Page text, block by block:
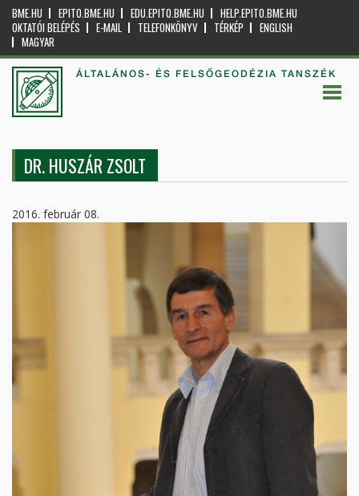
BME.HU EPITO.BME.HU EDU.EPITO.BME.HU
HELP.EPITO.BME.HU
OKTATÓI BELÉPÉS
E-MAIL TELEFONKÖNYV TÉRKÉP
ENGLISH
MAGYAR
ÁLTALÁNOS- ÉS FELSŐGEODÉZIA TANSZÉK
DR. HUSZÁR ZSOLT
2016. február 08.